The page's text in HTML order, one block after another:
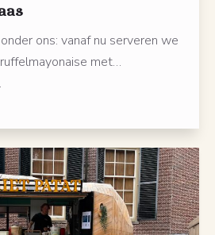
ons: vanaf nu serveren we
met…